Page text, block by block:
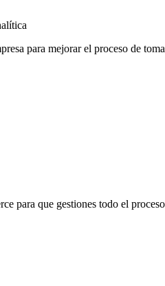
para mejorar el proceso de
para que gestiones todo el